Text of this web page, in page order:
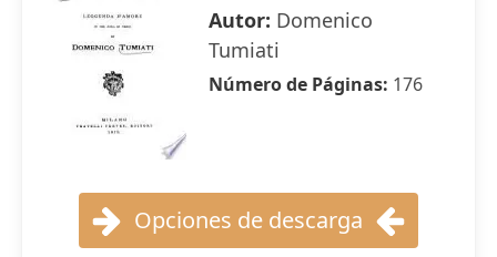
Autor: Domenico
Tumiati
Número de Páginas: 176
Opciones de descarga